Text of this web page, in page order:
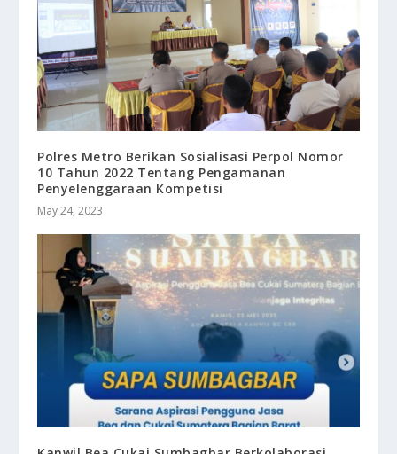
Polres Metro Berikan Sosialisasi Perpol Nomor
10 Tahun 2022 Tentang Pengamanan
Penyelenggaraan Kompetisi
May 24, 2023